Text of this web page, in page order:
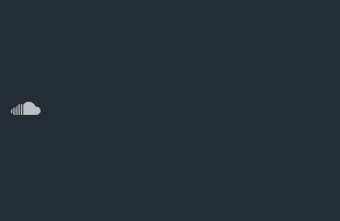
FlickrSoundCloud